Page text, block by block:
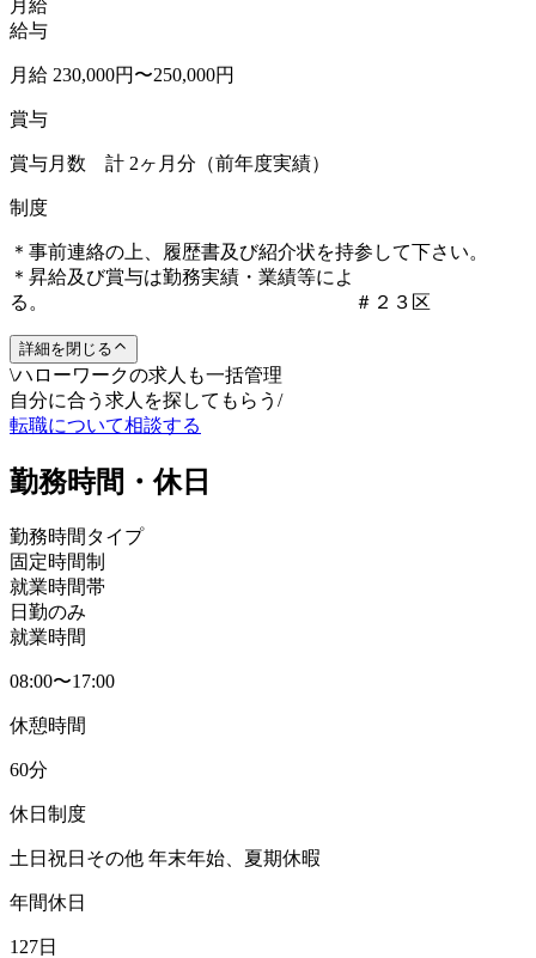
月給
給与
月給 230,000円〜250,000円
賞与
賞与月数 計 2ヶ月分（前年度実績）
制度
＊事前連絡の上、履歴書及び紹介状を持参して下さい。
＊昇給及び賞与は勤務実績・業績等によ
る。 ＃２３区
詳細を閉じる
\ハローワークの求人も一括管理
自分に合う求人を探してもらう /
転職について相談する
勤務時間・休日
勤務時間タイプ
固定時間制
就業時間帯
日勤のみ
就業時間
08:00〜17:00
休憩時間
60分
休日制度
土日祝日その他 年末年始、夏期休暇
年間休日
127日